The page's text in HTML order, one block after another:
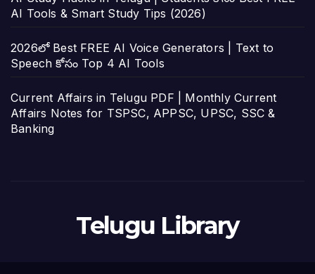
AI Tools & Smart Study Tips (2026)
2026లో Best FREE AI Voice Generators | Text to
Speech కోసం Top 4 AI Tools
Current Affairs in Telugu PDF | Monthly Current
Affairs Notes for TSPSC, APPSC, UPSC, SSC &
Banking
Telugu Library